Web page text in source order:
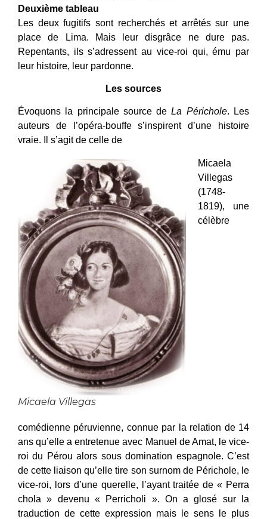
Deuxième tableau
Les deux fugitifs sont recherchés et arrêtés sur une
place de Lima. Mais leur disgrâce ne dure pas.
Repentants, ils s’adressent au vice-roi qui, ému par
leur histoire, leur pardonne.
Les sources
Évoquons la principale source deLa Périchole. Les
auteurs de l’opéra-bouffe s’inspirent d’une histoire
vraie. Il s’agit de celle de
Micaela Villegas
Micaela
Villegas
(1748-
1819), une
célèbre
comédienne péruvienne, connue par la relation de 14
ans qu’elle a entretenue avec Manuel de Amat, le vice-
roi du Pérou alors sous domination espagnole. C’est
de cette liaison qu’elle tire son surnom de Périchole, le
vice-roi, lors d’une querelle, l’ayant traitée de « Perra
chola » devenu « Perricholi ». On a glosé sur la
traduction de cette expression mais le sens le plus